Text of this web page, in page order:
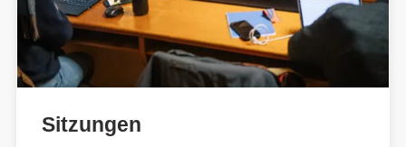
Sitzungen